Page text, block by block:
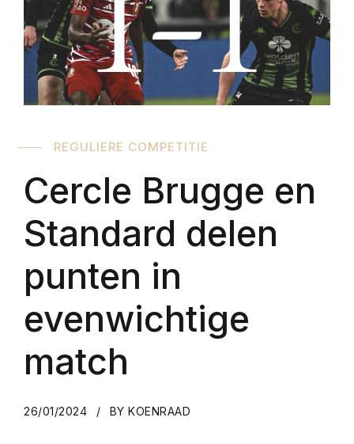
REGULIERE COMPETITIE
Cercle Brugge en
Standard delen
punten in
evenwichtige
match
26/01/2024 BY KOENRAAD